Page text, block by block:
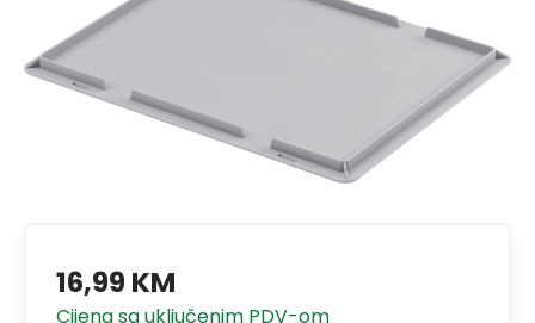
16,99 KM
Cijena sa uključenim PDV-om